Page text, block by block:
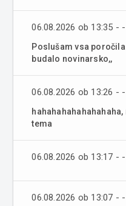
06.08.2026 ob 13:35 -
Poslušam vsa
budalo novinarsko,,
06.08.2026 ob 13:26 -
tema
06.08.2026 ob 13:17 - -
06.08.2026 ob 13:07 -